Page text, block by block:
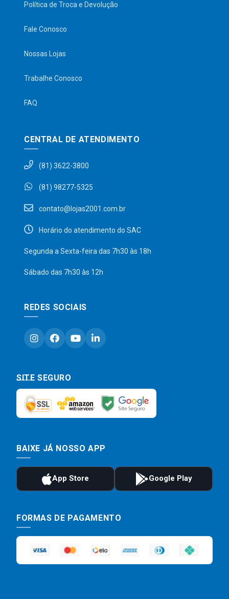
Política de Troca e Devolução
Fale Conosco
Nossas Lojas
Trabalhe Conosco
FAQ
CENTRAL DE ATENDIMENTO
(81) 3622-3800
(81) 98277-5325
contato@lojas2001.com.br
Horário do atendimento do SAC
Segunda a Sexta-feira das 7h30 às 18h
Sábado das 7h30 às 12h
REDES SOCIAIS
SITE SEGURO
BAIXE JÁ NOSSO APP
FORMAS DE PAGAMENTO